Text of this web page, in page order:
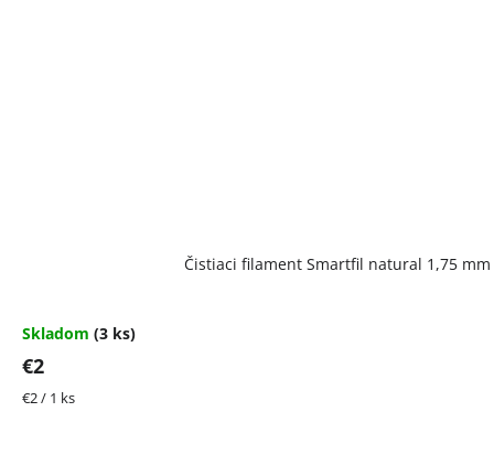
Čistiaci filament Smartfil natural 1,75
Skladom (3 ks)
€2
Jednotková
€2 / 1 ks